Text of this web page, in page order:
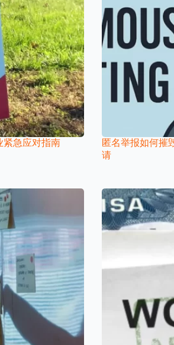
紧急应对指南
匿名举报如何摧
请